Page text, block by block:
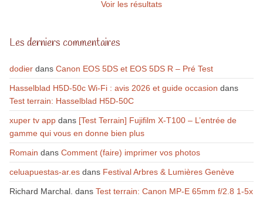
Voir les résultats
Les derniers commentaires
dodierdans Canon EOS 5DS et EOS 5DS R – Pré Test
Hasselblad H5D-50c Wi-Fi : avis 2026 et guide occasion dans
Test terrain: Hasselblad H5D-50C
xuper tv appdans [Test Terrain] Fujifilm X-T100 – L’entrée de
gamme qui vous en donne bien plus
Romain dans Comment (faire) imprimer vos photos
celuapuestas-ar.esdans Festival Arbres & Lumières Genève
Richard Marchal. dans Test terrain: Canon MP-E 65mm f/2.8 1-5x